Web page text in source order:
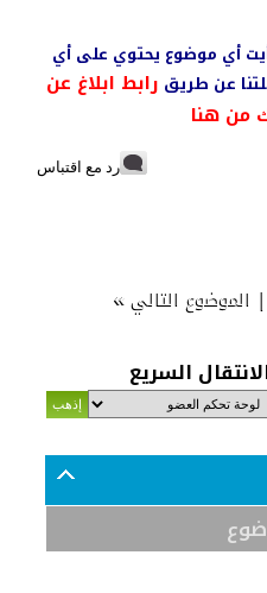
أي موضوع يحتوي على أي
عن طريق رابط ابلاغ عن
من هنا
رد مع اقتباس
الموضوع التالي»
السريع